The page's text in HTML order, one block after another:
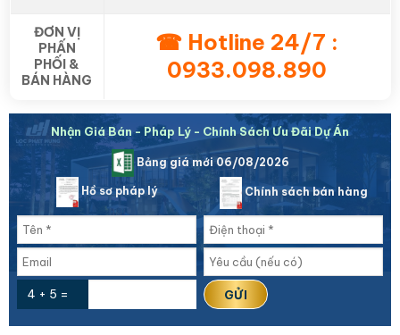
ĐƠN VỊ
PHẤN
PHỐI &
BÁN HÀNG
☎ Hotline 24/7 :
0933.098.890
Nhận Giá Bán - Pháp Lý - Chính Sách Ưu Đãi Dự Án
Bảng giá mới 06/08/2026
Hồ sơ pháp lý Chính sách bán hàng
4 + 5 =